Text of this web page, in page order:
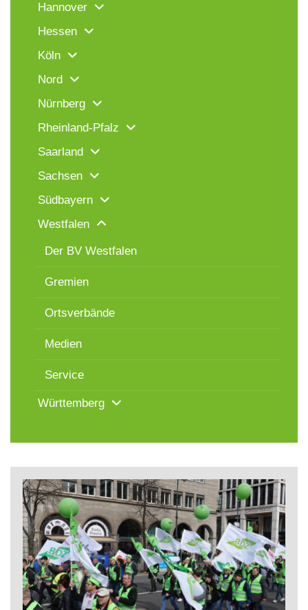
Hannover
Hessen
Köln
Nord
Nürnberg
Rheinland-Pfalz
Saarland
Sachsen
Südbayern
Westfalen
Der BV Westfalen
Gremien
Ortsverbände
Medien
Service
Württemberg